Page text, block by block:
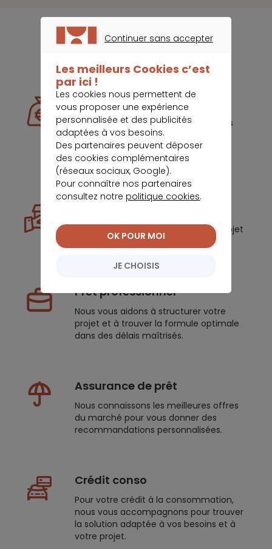
Rachat de crédit
Nous étudions votre situation et vous
offrons un accompagnement
personnalisé pour réduire vos
mensualité
Nous vous aidons à faire de votre projet
immobilier une réussite.
Prêt professionnel
Nous vous aidons à structurer votre
projet et à trouver la formule optimale
dans des délais maîtrisés.
Assurance de prêt
Nous connaissons les meilleures offres
du marché pour vous donner des
recommandations personnalisées.
Crédit conso
Pour votre crédit à la consommation,
nous vous accompagnons pour trouver
la solution adaptée à vos besoins et à
votre projet.
Continuer sans accepter
Les meilleurs Cookies c’est
par ici !
Les cookies nous permettent de
vous proposer une expérience
personnalisée et des publicités
adaptées à vos besoins.
Des partenaires peuvent déposer
des cookies complémentaires
(réseaux sociaux, Google).
Pour connaître nos partenaires
consultez notre politique cookies.
JE CHOISIS
OK POUR MOI